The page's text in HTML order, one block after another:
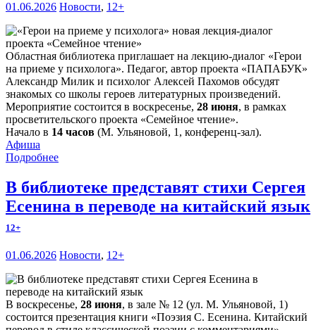
01.06.2026 Новости, 12+
Областная библиотека приглашает на лекцию-диалог «Герои
на приеме у психолога». Педагог, автор проекта «ПАПАБУК»
Александр Милик и психолог Алексей Пахомов обсудят
знакомых со школы героев литературных произведений.
Мероприятие состоится в воскресенье, 28 июня, в рамках
просветительского проекта «Семейное чтение».
Начало в 14 часов (М. Ульяновой, 1, конференц-зал).
Афиша
Подробнее
В библиотеке представят стихи Сергея
Есенина в переводе на китайский язык
12+
01.06.2026 Новости, 12+
В воскресенье, 28 июня, в зале № 12 (ул. М. Ульяновой, 1)
состоится презентация книги «Поэзия С. Есенина. Китайский